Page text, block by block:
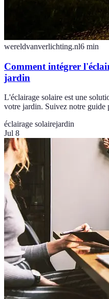
wereldvanverlichting.nl6 min
Comment intégrer
jardin
L'éclairage solaire est une
votre jardin. Suivez notre guide
éclairage solairejardin
Jul 8